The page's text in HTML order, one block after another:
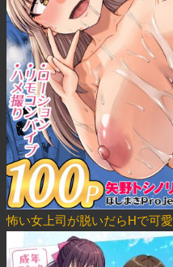
怖い女上司が脱いだらHで可